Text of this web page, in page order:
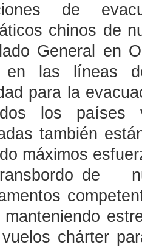
de
chinos de
General en
en las líneas
para la
los países
también
máximos
de
manteniendo
chárter